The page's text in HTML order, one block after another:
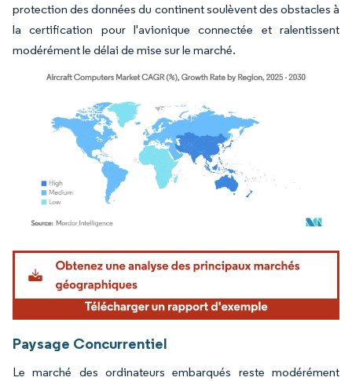
protection des données du continent soulèvent des obstacles à
la certification pour l'avionique connectée et ralentissent
modérément le délai de mise sur le marché.
Image © Mordor Intelligence. La réutilisation nécessite une attribution sous CC BY
Paysage Concurrentiel
Le marché des ordinateurs embarqués reste modérément